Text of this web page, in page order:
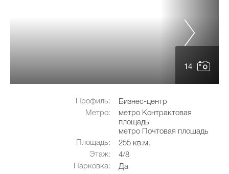
14
Профиль:
Бизнес-центр
Метро:
метро Контрактовая
площадь
метро Почтовая площадь
Площадь:
255 кв.м.
Этаж:
4/8
Парковка:
Да